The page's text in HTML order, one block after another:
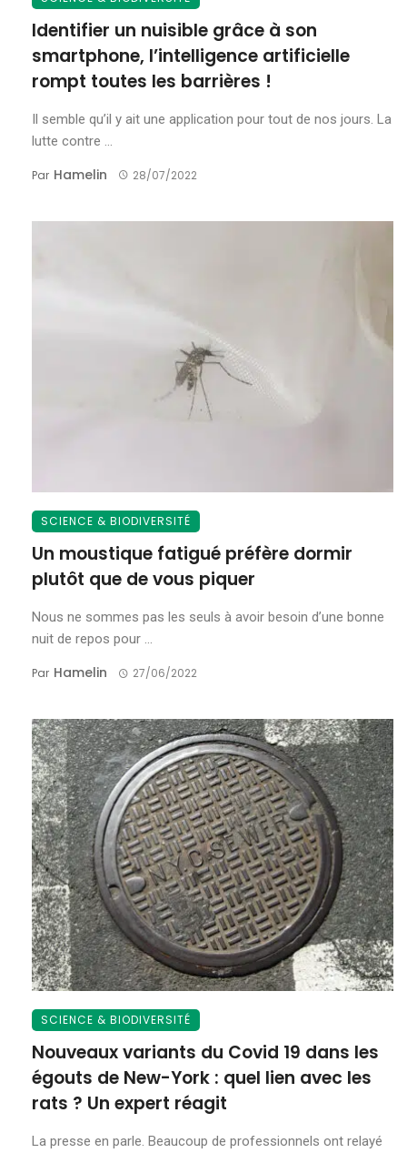
Identifier un nuisible grâce à son
smartphone, l’intelligence artificielle
rompt toutes les barrières !
Il semble qu’il y ait une application pour tout de nos jours. La
lutte contre ...
Par Hamelin 28/07/2022
SCIENCE & BIODIVERSITÉ
Un moustique fatigué préfère dormir
plutôt que de vous piquer
Nous ne sommes pas les seuls à avoir besoin d’une bonne
nuit de repos pour ...
Par Hamelin 27/06/2022
SCIENCE & BIODIVERSITÉ
Nouveaux variants du Covid 19 dans les
égouts de New-York : quel lien avec les
rats ? Un expert réagit
La presse en parle. Beaucoup de professionnels ont relayé